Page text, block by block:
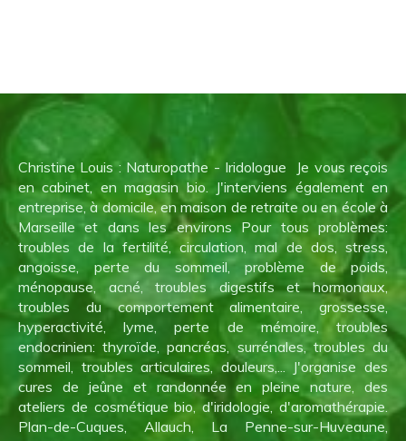
Christine Louis : Naturopathe - Iridologue Je vous reçois
en cabinet, en magasin bio. J'interviens également en
entreprise, à domicile, en maison de retraite ou en école à
Marseille et dans les environs Pour tous problèmes:
troubles de la fertilité, circulation, mal de dos, stress,
angoisse, perte du sommeil, problème de poids,
ménopause, acné, troubles digestifs et hormonaux,
troubles du comportement alimentaire, grossesse,
hyperactivité, lyme, perte de mémoire, troubles
endocrinien: thyroïde, pancréas, surrénales, troubles du
sommeil, troubles articulaires, douleurs,... J'organise des
cures de jeûne et randonnée en pleine nature, des
ateliers de cosmétique bio, d'iridologie, d'aromathérapie.
Plan-de-Cuques, Allauch, La Penne-sur-Huveaune,